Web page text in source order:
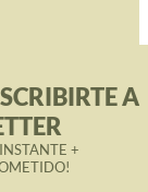
A
+